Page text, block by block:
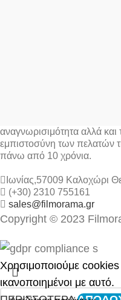
αναγνωρισιμότητα αλλά και
εμπιστοσύνη των πελατών
πάνω από 10 χρόνια.
Ιωνίας,57009 Καλοχώρι
(+30) 2310 755161
sales@filmorama.gr
Copyright © 2023
Χρησιμοποιούμε cookies
ικανοποιημένοι με αυτό.